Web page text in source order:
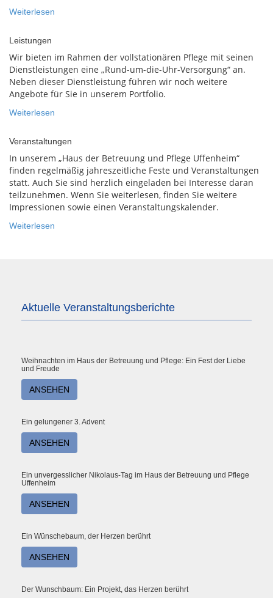
Weiterlesen
Leistungen
Wir bieten im Rahmen der vollstationären Pflege mit seinen
Dienstleistungen eine „Rund-um-die-Uhr-Versorgung“ an.
Neben dieser Dienstleistung führen wir noch weitere
Angebote für Sie in unserem Portfolio.
Weiterlesen
Veranstaltungen
In unserem „Haus der Betreuung und Pflege Uffenheim“
finden regelmäßig jahreszeitliche Feste und Veranstaltungen
statt. Auch Sie sind herzlich eingeladen bei Interesse daran
teilzunehmen. Wenn Sie weiterlesen, finden Sie weitere
Impressionen sowie einen Veranstaltungskalender.
Weiterlesen
Aktuelle Veranstaltungsberichte
Weihnachten im Haus der Betreuung und Pflege: Ein Fest der Liebe
und Freude
ANSEHEN
Ein gelungener 3. Advent
ANSEHEN
Ein unvergesslicher Nikolaus-Tag im Haus der Betreuung und Pflege
Uffenheim
ANSEHEN
Ein Wünschebaum, der Herzen berührt
ANSEHEN
Der Wunschbaum: Ein Projekt, das Herzen berührt